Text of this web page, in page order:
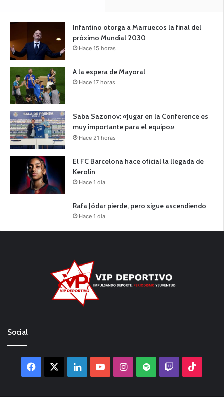
Infantino otorga a Marruecos la final del
próximo Mundial 2030
Hace 15 horas
A la espera de Mayoral
Hace 17 horas
Saba Sazonov: «Jugar en la Conference es
muy importante para el equipo»
Hace 21 horas
El FC Barcelona hace oficial la llegada de
Kerolin
Hace 1 día
Rafa Jódar pierde, pero sigue ascendiendo
Hace 1 día
Social
Facebook LinkedInYouTubeInstagram
Spotify Twitch